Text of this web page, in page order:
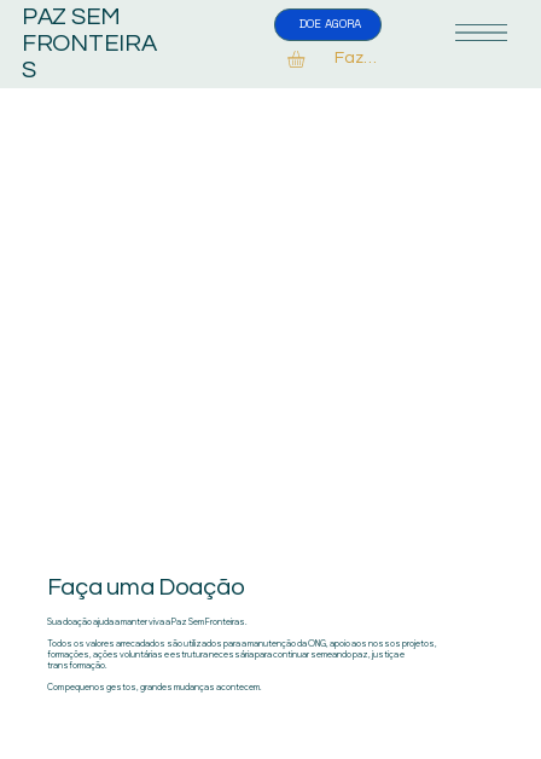
PAZ SEM
FRONTEIRA
S
DOE AGORA
Fazer Login
Faça uma Doação
Sua doação ajuda a manter viva a Paz Sem Fronteiras.
Todos os valores arrecadados são utilizados para a manutenção da ONG, apoio aos nossos projetos,
formações, ações voluntárias e estrutura necessária para continuar semeando paz, justiça e
transformação.
Com pequenos gestos, grandes mudanças acontecem.